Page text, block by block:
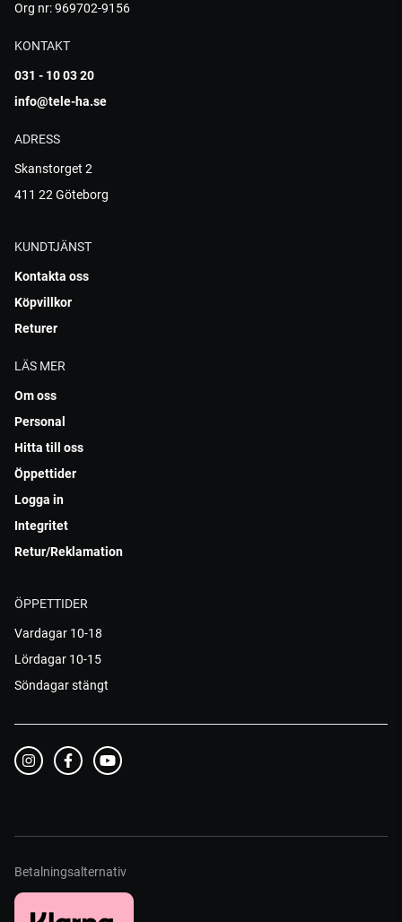
Org nr: 969702-9156
KONTAKT
031 - 10 03 20
info@tele-ha.se
ADRESS
Skanstorget 2
411 22 Göteborg
KUNDTJÄNST
Kontakta oss
Köpvillkor
Returer
LÄS MER
Om oss
Personal
Hitta till oss
Öppettider
Logga in
Integritet
Retur/Reklamation
ÖPPETTIDER
Vardagar 10-18
Lördagar 10-15
Söndagar stängt
Betalningsalternativ